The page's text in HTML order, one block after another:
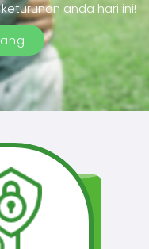
anda hari ini!